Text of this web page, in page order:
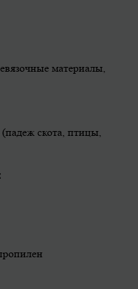
материалы,
скота, птицы,